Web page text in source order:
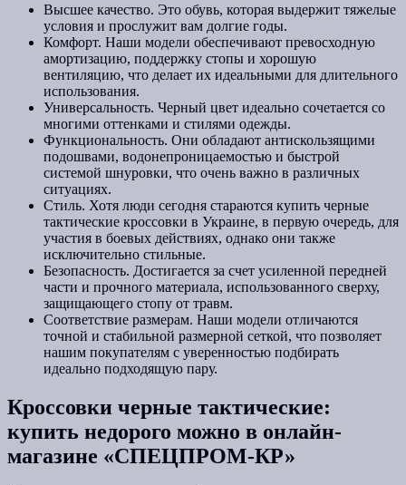
Высшее качество. Это обувь, которая выдержит тяжелые
условия и прослужит вам долгие годы.
Комфорт. Наши модели обеспечивают превосходную
амортизацию, поддержку стопы и хорошую
вентиляцию, что делает их идеальными для длительного
использования.
Универсальность. Черный цвет идеально сочетается со
многими оттенками и стилями одежды.
Функциональность. Они обладают антискользящими
подошвами, водонепроницаемостью и быстрой
системой шнуровки, что очень важно в различных
ситуациях.
Стиль. Хотя люди сегодня стараются купить черные
тактические кроссовки в Украине, в первую очередь, для
участия в боевых действиях, однако они также
исключительно стильные.
Безопасность. Достигается за счет усиленной передней
части и прочного материала, использованного сверху,
защищающего стопу от травм.
Соответствие размерам. Наши модели отличаются
точной и стабильной размерной сеткой, что позволяет
нашим покупателям с уверенностью подбирать
идеально подходящую пару.
Кроссовки черные тактические:
купить недорого можно в онлайн-
магазине «СПЕЦПРОМ-КР»